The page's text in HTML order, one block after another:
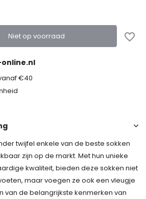
Niet op voorraad
online.nl
€40
twijfel enkele van de beste sokken
zijn op de markt. Met hun unieke
kwaliteit, bieden deze sokken niet
maar voegen ze ook een vleugje
van de belangrijkste kenmerken van